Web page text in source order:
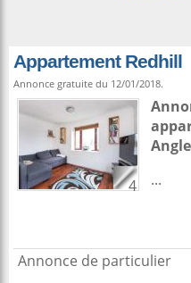
Appartement Redhill
Annonce gratuite du 12/01/2018.
4
...
Annonce de particulier